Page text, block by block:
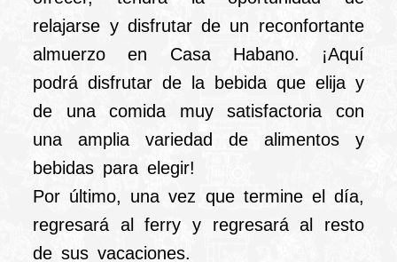
relajarse y disfrutar de un reconfortante
almuerzo en Casa Habano. ¡Aquí
podrá disfrutar de la bebida que elija y
de una comida muy satisfactoria con
una amplia variedad de alimentos y
bebidas para elegir!
Por último, una vez que termine el día,
regresará al ferry y regresará al resto
de sus vacaciones.